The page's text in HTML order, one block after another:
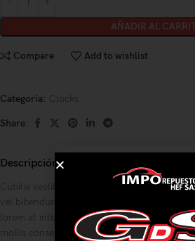
AÑADIR AL
Compare Add to wishlist
Categoría: Clocks
Share:
Descripción
Cubilia vestibulum interdum nisl a
vel bibendum tempor adipiscing
lorem at interdum tristique iaculis redosan
mollis consectetur. Aenean nascetur